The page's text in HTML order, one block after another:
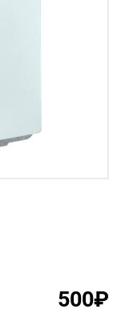
500₽